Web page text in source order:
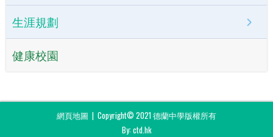
生涯規劃
健康校園
網頁地圖 | Copyright© 2021 德蘭中學版權所有
By: ctd.hk